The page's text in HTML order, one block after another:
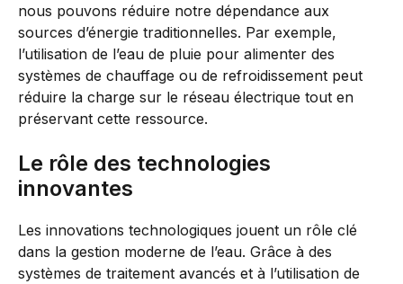
nous pouvons réduire notre dépendance aux
sources d’énergie traditionnelles. Par exemple,
l’utilisation de l’eau de pluie pour alimenter des
systèmes de chauffage ou de refroidissement peut
réduire la charge sur le réseau électrique tout en
préservant cette ressource.
Le rôle des technologies
innovantes
Les innovations technologiques jouent un rôle clé
dans la gestion moderne de l’eau. Grâce à des
systèmes de traitement avancés et à l’utilisation de